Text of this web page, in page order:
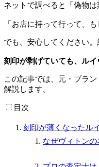
ネットで調べると「偽物
「お店に持って行って、
でも、安心してください。
刻印が剥げていても、ル
この記事では、元・ブラ
解説します。
目次
刻印が薄くなったル
なぜヴィトン